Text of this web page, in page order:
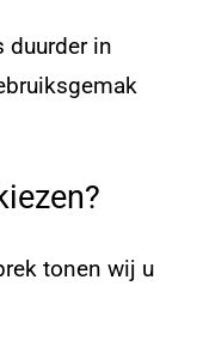
duurder in
tonen wij u